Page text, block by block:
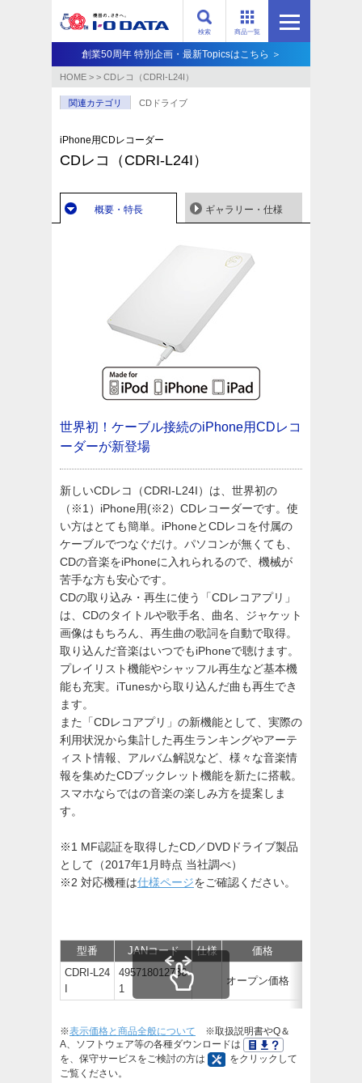
商品一覧
検索
創業50周年 特別企画・最新Topicsはこちら ＞
HOME > > CDレコ（CDRI-L24I）
関連カテゴリ CDドライブ
iPhone用CDレコーダー
CDレコ（CDRI-L24I）
概要・特長 ギャラリー・仕様
世界初！ケーブル接続のiPhone用CDレコ
ーダーが新登場
新しいCDレコ（CDRI-L24I）は、世界初の
（※1）iPhone用(※2）CDレコーダーです。使
い方はとても簡単。iPhoneとCDレコを付属の
ケーブルでつなぐだけ。パソコンが無くても、
CDの音楽をiPhoneに入れられるので、機械が
苦手な方も安心です。
CDの取り込み・再生に使う「CDレコアプリ」
は、CDのタイトルや歌手名、曲名、ジャケット
画像はもちろん、再生曲の歌詞を自動で取得。
取り込んだ音楽はいつでもiPhoneで聴けます。
プレイリスト機能やシャッフル再生など基本機
能も充実。iTunesから取り込んだ曲も再生でき
ます。
また「CDレコアプリ」の新機能として、実際の
利用状況から集計した再生ランキングやアーテ
ィスト情報、アルバム解説など、様々な音楽情
報を集めたCDブックレット機能を新たに搭載。
スマホならではの音楽の楽しみ方を提案しま
す。
※1 MFi認証を取得したCD／DVDドライブ製品
として（2017年1月時点 当社調べ）
※2 対応機種は仕様ページをご確認ください。
型番 JANコード 仕様 価格
CDRI-L24
495718012736
1
オープン価格
※表示価格と商品全般について ※取扱説明書やQ＆
A、ソフトウェア等の各種ダウンロードは
を、保守サービスをご検討の方は
をクリックして
ご覧ください。